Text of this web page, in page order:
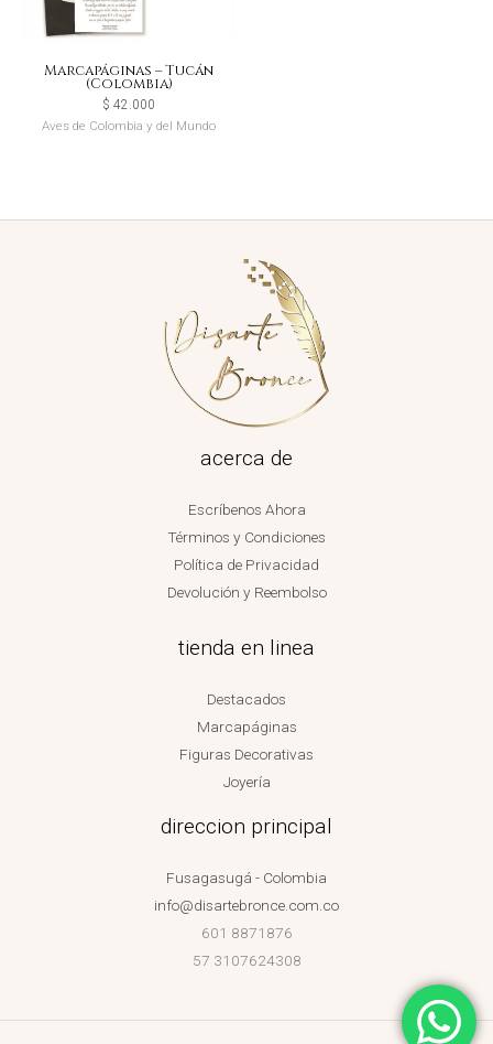
Marcapáginas – Tucán
(Colombia)
$ 42.000
Aves de Colombia y del Mundo
acerca de
Escríbenos Ahora
Términos y Condiciones
Política de Privacidad
Devolución y Reembolso
tienda en linea
Destacados
Marcapáginas
Figuras Decorativas
Joyería
direccion principal
Fusagasugá - Colombia
info@disartebronce.com.co
601 8871876
57 3107624308